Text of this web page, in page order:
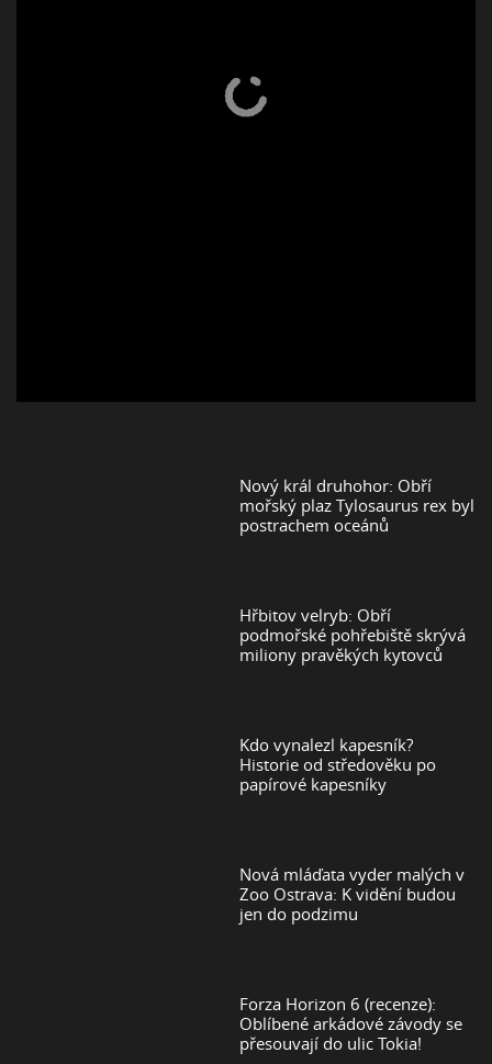
Nový král druhohor: Obří
mořský plaz Tylosaurus rex byl
postrachem oceánů
Hřbitov velryb: Obří
podmořské pohřebiště skrývá
miliony pravěkých kytovců
Kdo vynalezl kapesník?
Historie od středověku po
papírové kapesníky
Nová mláďata vyder malých v
Zoo Ostrava: K vidění budou
jen do podzimu
Forza Horizon 6 (recenze):
Oblíbené arkádové závody se
přesouvají do ulic Tokia!